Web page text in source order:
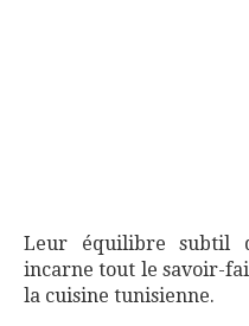
Leur équilibre subtil
incarne tout le savoir-
la cuisine tunisienne.